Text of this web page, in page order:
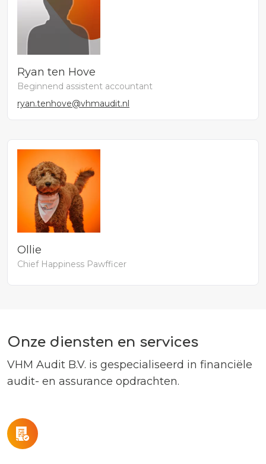
Ryan ten Hove
Beginnend assistent accountant
ryan.tenhove@vhmaudit.nl
Ollie
Chief Happiness Pawfficer
Onze diensten en services
VHM Audit B.V. is gespecialiseerd in financiële
audit- en assurance opdrachten.